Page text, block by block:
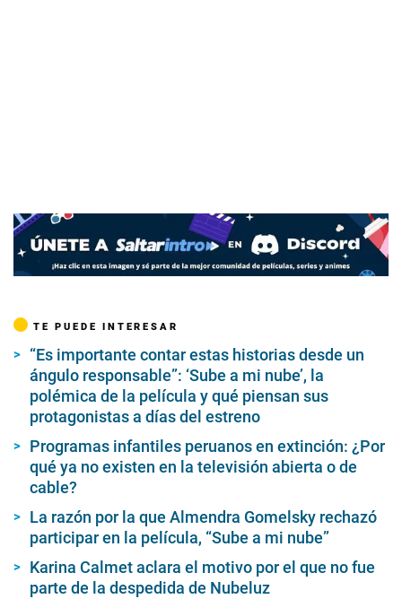
TE PUEDE INTERESAR
“Es importante contar estas historias desde un
ángulo responsable”: ‘Sube a mi nube’, la
polémica de la película y qué piensan sus
protagonistas a días del estreno
Programas infantiles peruanos en extinción: ¿Por
qué ya no existen en la televisión abierta o de
cable?
La razón por la que Almendra Gomelsky rechazó
participar en la película, “Sube a mi nube”
Karina Calmet aclara el motivo por el que no fue
parte de la despedida de Nubeluz